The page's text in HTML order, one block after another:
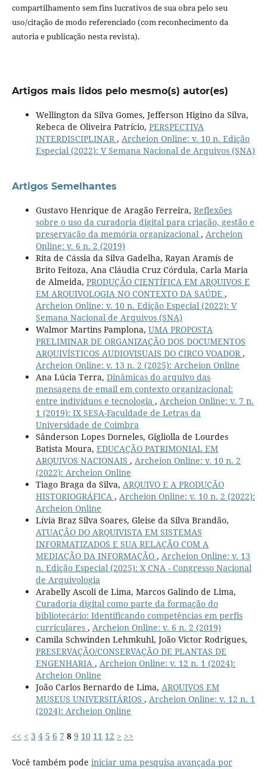
compartilhamento sem fins lucrativos de sua obra pelo seu
uso/citação de modo referenciado (com reconhecimento da
autoria e publicação nesta revista).
Artigos mais lidos pelo mesmo(s) autor(es)
Wellington da Silva Gomes, Jefferson Higino da Silva,
Rebeca de Oliveira Patrício, PERSPECTIVA
INTERDISCIPLINAR , Archeion Online: v. 10 n. Edição
Especial (2022): V Semana Nacional de Arquivos (SNA)
Artigos Semelhantes
Gustavo Henrique de Aragão Ferreira, Reflexões
sobre o uso da curadoria digital para criação, gestão e
preservação da memória organizacional , Archeion
Online: v. 6 n. 2 (2019)
Rita de Cássia da Silva Gadelha, Rayan Aramís de
Brito Feitoza, Ana Cláudia Cruz Córdula, Carla Maria
de Almeida, PRODUÇÃO CIENTÍFICA EM ARQUIVOS E
EM ARQUIVOLOGIA NO CONTEXTO DA SAÚDE ,
Archeion Online: v. 10 n. Edição Especial (2022): V
Semana Nacional de Arquivos (SNA)
Walmor Martins Pamplona, UMA PROPOSTA
PRELIMINAR DE ORGANIZAÇÃO DOS DOCUMENTOS
ARQUIVÍSTICOS AUDIOVISUAIS DO CIRCO VOADOR ,
Archeion Online: v. 13 n. 2 (2025): Archeion Online
Ana Lúcia Terra, Dinâmicas do arquivo das
mensagens de email em contexto organizacional:
entre indivíduos e tecnologia , Archeion Online: v. 7 n.
1 (2019): IX SESA-Faculdade de Letras da
Universidade de Coimbra
Sânderson Lopes Dorneles, Gigliolla de Lourdes
Batista Moura, EDUCAÇÃO PATRIMONIAL EM
ARQUIVOS NACIONAIS , Archeion Online: v. 10 n. 2
(2022): Archeion Online
Tiago Braga da Silva, ARQUIVO E A PRODUÇÃO
HISTORIOGRÁFICA , Archeion Online: v. 10 n. 2 (2022):
Archeion Online
Lívia Braz Silva Soares, Gleise da Silva Brandão,
ATUAÇÃO DO ARQUIVISTA EM SISTEMAS
INFORMATIZADOS E SUA RELAÇÃO COM A
MEDIAÇÃO DA INFORMAÇÃO , Archeion Online: v. 13
n. Edição Especial (2025): X CNA - Congresso Nacional
de Arquivologia
Arabelly Ascoli de Lima, Marcos Galindo de Lima,
Curadoria digital como parte da formação do
bibliotecário: Identificando competências em perfis
curriculares , Archeion Online: v. 6 n. 2 (2019)
Camila Schwinden Lehmkuhl, João Victor Rodrigues,
PRESERVAÇÃO/CONSERVAÇÃO DE PLANTAS DE
ENGENHARIA , Archeion Online: v. 12 n. 1 (2024):
Archeion Online
João Carlos Bernardo de Lima, ARQUIVOS EM
MUSEUS UNIVERSITÁRIOS , Archeion Online: v. 12 n. 1
(2024): Archeion Online
<< < 3 4 5 6 7 8 9 10 11 12 > >>
Você também pode iniciar uma pesquisa avançada por